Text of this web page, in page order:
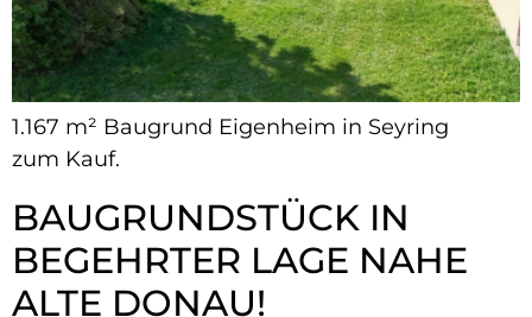
1.167 m² Baugrund Eigenheim in Seyring
zum Kauf.
BAUGRUNDSTÜCK IN
BEGEHRTER LAGE NAHE
ALTE DONAU!